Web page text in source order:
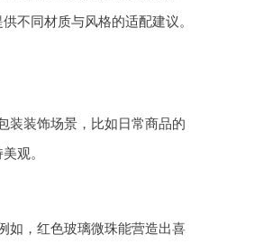
不同材质与风格的适配建议。
装装饰场景，比如日常商品的
观。
如，红色玻璃微珠能营造出喜